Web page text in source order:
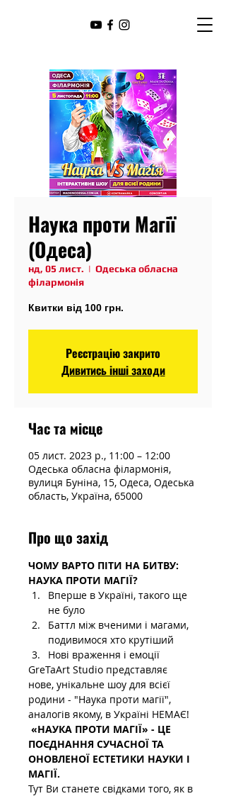
Наука проти Магії
(Одеса)
нд, 05 лист.
  |
Одеська обласна
філармонія
Квитки від 100 грн.
Реєстрацію закрито
Дивитись інші заходи
Час та місце
05 лист. 2023 р., 11:00 – 12:00
Одеська обласна філармонія,
вулиця Буніна, 15, Одеса, Одеська
область, Україна, 65000
Про що захід
ЧОМУ ВАРТО ПІТИ НА БИТВУ:
НАУКА ПРОТИ МАГІЇ?
Вперше в Україні, такого ще
не було
Баттл між вченими і магами,
подивимося хто крутіший
Нові враження і емоції
GreTaArt Studio представляє
нове, унікальне шоу для всієї
родини - "Наука проти магії",
аналогів якому, в Україні НЕМАЄ!
«НАУКА ПРОТИ МАГІЇ» - ЦЕ
ПОЄДНАННЯ СУЧАСНОЇ ТА
ОНОВЛЕНОЇ ЕСТЕТИКИ НАУКИ І
МАГІЇ.
Тут Ви станете свідками того, як в